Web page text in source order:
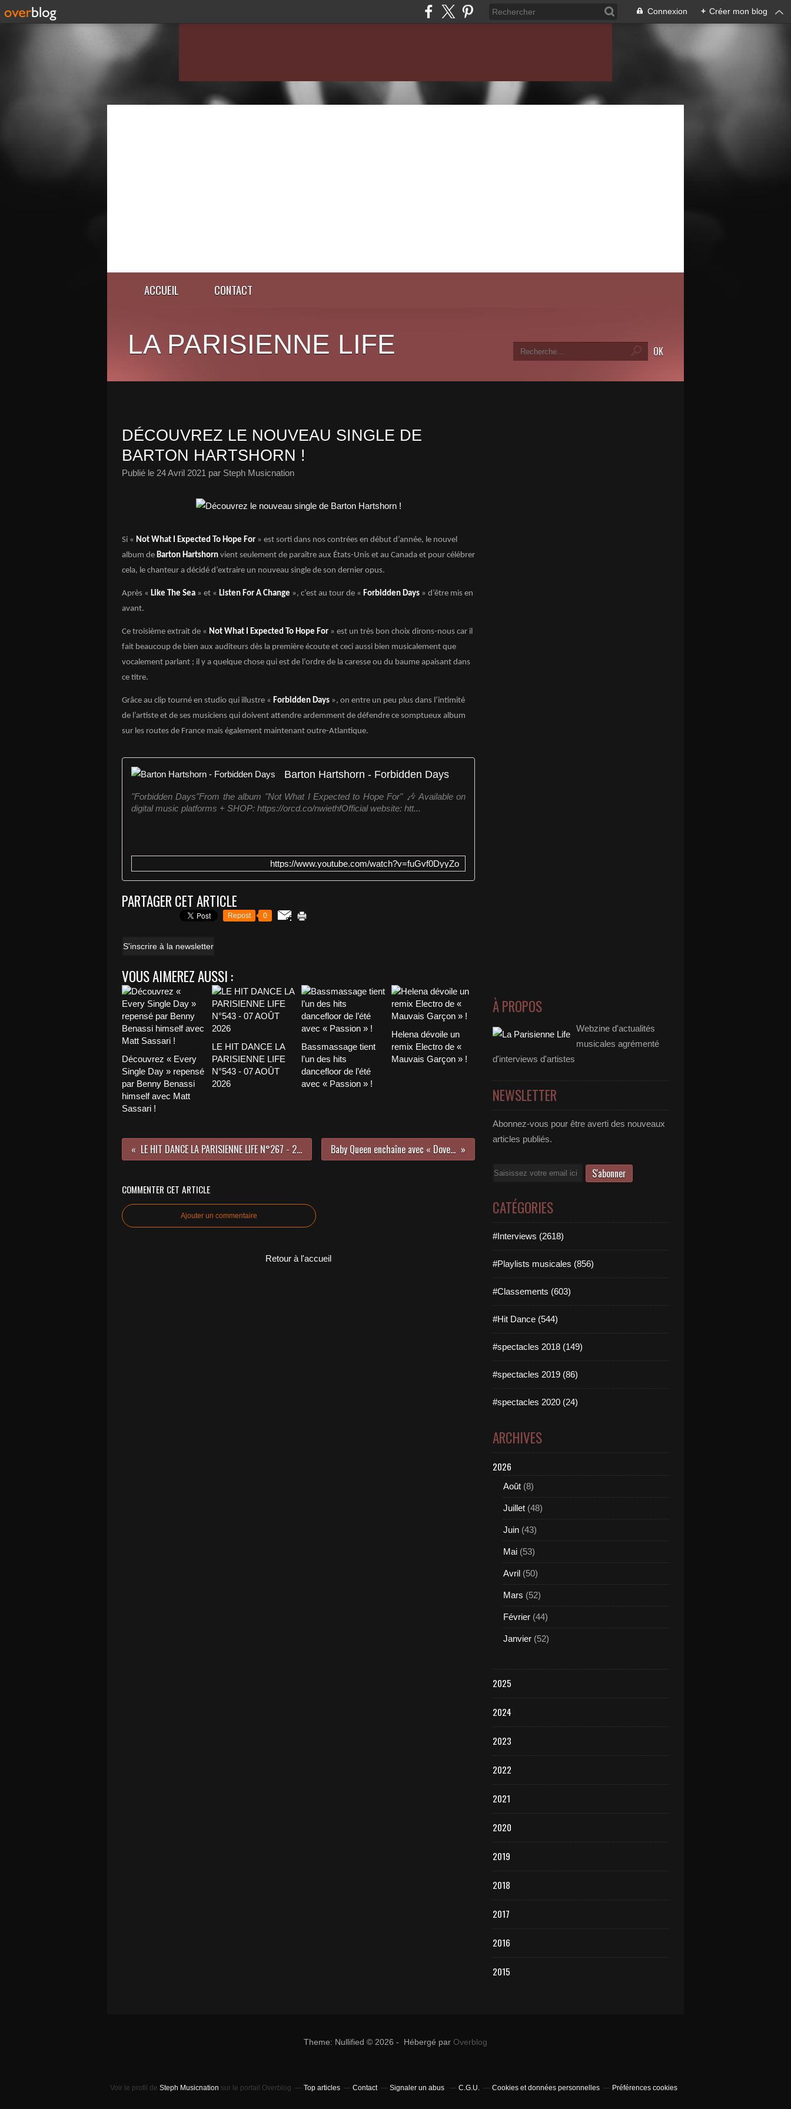
Connexion + Créer mon blog
ACCUEIL CONTACT
LA PARISIENNE LIFE
DÉCOUVREZ LE NOUVEAU SINGLE DE
BARTON HARTSHORN !
Publié le 24 Avril 2021 par Steph Musicnation
Si « Not What I Expected To Hope For » est sorti dans nos contrées en début d’année, le nouvel
album de Barton Hartshorn vient seulement de paraître aux États-Unis et au Canada et pour célébrer
cela, le chanteur a décidé d’extraire un nouveau single de son dernier opus.
Après « Like The Sea » et « Listen For A Change », c’est au tour de « Forbidden Days » d’être mis en
avant.
Ce troisième extrait de « Not What I Expected To Hope For » est un très bon choix dirons-nous car il
fait beaucoup de bien aux auditeurs dès la première écoute et ceci aussi bien musicalement que
vocalement parlant ; il y a quelque chose qui est de l’ordre de la caresse ou du baume apaisant dans
ce titre.
Grâce au clip tourné en studio qui illustre « Forbidden Days », on entre un peu plus dans l’intimité
de l’artiste et de ses musiciens qui doivent attendre ardemment de défendre ce somptueux album
sur les routes de France mais également maintenant outre-Atlantique.
Barton Hartshorn - Forbidden Days
"Forbidden Days"From the album "Not What I Expected to Hope For" 🎶 Available on
digital music platforms + SHOP: https://orcd.co/nwiethfOfficial website: htt...
https://www.youtube.com/watch?v=fuGvf0DyyZo
PARTAGER CET ARTICLE
Repost 0
S'inscrire à la newsletter
VOUS AIMEREZ AUSSI :
Découvrez « Every
Single Day » repensé
par Benny Benassi
himself avec Matt
Sassari !
LE HIT DANCE LA
PARISIENNE LIFE
N°543 - 07 AOÛT
2026
Bassmassage tient
l’un des hits
dancefloor de l’été
avec « Passion » !
Helena dévoile un
remix Electro de «
Mauvais Garçon » !
LE HIT DANCE LA PARISIENNE LIFE N°267 - 23 AVRIL 2021 Baby Queen enchaîne avec « Dover Beach » !
COMMENTER CET ARTICLE
Ajouter un commentaire
Retour à l'accueil
À PROPOS
Webzine d'actualités
musicales agrémenté
d'interviews d'artistes
NEWSLETTER
Abonnez-vous pour être averti des nouveaux
articles publiés.
Email
CATÉGORIES
#Interviews (2618)
#Playlists musicales (856)
#Classements (603)
#Hit Dance (544)
#spectacles 2018 (149)
#spectacles 2019 (86)
#spectacles 2020 (24)
ARCHIVES
2026
Août (8)
Juillet (48)
Juin (43)
Mai (53)
Avril (50)
Mars (52)
Février (44)
Janvier (52)
2025
2024
2023
2022
2021
2020
2019
2018
2017
2016
2015
Theme: Nullified © 2026 - Hébergé par Overblog
Voir le profil de Steph Musicnation sur le portail Overblog Top articles Contact Signaler un abus C.G.U. Cookies et données personnelles Préférences cookies